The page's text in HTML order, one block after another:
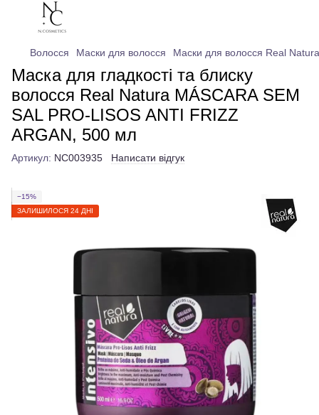
Волосся Маски для волосся Маски для волосся Real Natura
Маска для гладкості та блиску
волосся Real Natura MÁSCARA SEM
SAL PRO-LISOS ANTI FRIZZ
ARGAN, 500 мл
Артикул: NC003935 Написати відгук
−15%
ЗАЛИШИЛОСЯ 24 ДНІ